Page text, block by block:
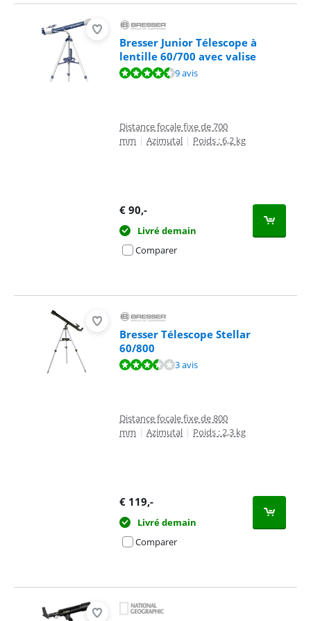
Bresser Junior Télescope à
lentille 60/700 avec valise
La note est de 8,9 sur 10, basée sur 9 avis.9 avis
Distance focale fixe de 700
mm | Azimutal | Poids : 6,2 kg
€ 90,-
Livré demain
Comparer
Bresser Télescope Stellar
60/800
La note est de 7,3 sur 10, basée sur 3 avis.3 avis
Distance focale fixe de 800
mm | Azimutal | Poids : 2,3 kg
€ 119,-
Livré demain
Comparer